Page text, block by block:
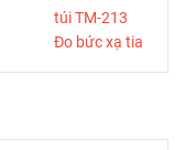
túi TM-213
Đo bức xạ tia
thuật của máy